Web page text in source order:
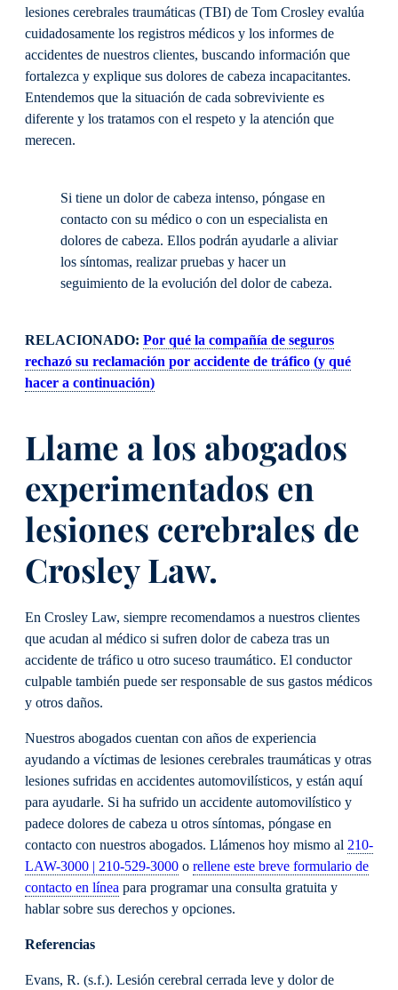
lesiones cerebrales traumáticas (TBI) de Tom Crosley evalúa
cuidadosamente los registros médicos y los informes de
accidentes de nuestros clientes, buscando información que
fortalezca y explique sus dolores de cabeza incapacitantes.
Entendemos que la situación de cada sobreviviente es
diferente y los tratamos con el respeto y la atención que
merecen.
Si tiene un dolor de cabeza intenso, póngase en
contacto con su médico o con un especialista en
dolores de cabeza. Ellos podrán ayudarle a aliviar
los síntomas, realizar pruebas y hacer un
seguimiento de la evolución del dolor de cabeza.
RELACIONADO: Por qué la compañía de seguros
rechazó su reclamación por accidente de tráfico (y qué
hacer a continuación)
Llame a los abogados
experimentados en
lesiones cerebrales de
Crosley Law.
En Crosley Law, siempre recomendamos a nuestros clientes
que acudan al médico si sufren dolor de cabeza tras un
accidente de tráfico u otro suceso traumático. El conductor
culpable también puede ser responsable de sus gastos médicos
y otros daños.
Nuestros abogados cuentan con años de experiencia
ayudando a víctimas de lesiones cerebrales traumáticas y otras
lesiones sufridas en accidentes automovilísticos, y están aquí
para ayudarle. Si ha sufrido un accidente automovilístico y
padece dolores de cabeza u otros síntomas, póngase en
contacto con nuestros abogados. Llámenos hoy mismo al 210-
LAW-3000 | 210-529-3000 o rellene este breve formulario de
contacto en línea para programar una consulta gratuita y
hablar sobre sus derechos y opciones.
Referencias
Evans, R. (s.f.). Lesión cerebral cerrada leve y dolor de